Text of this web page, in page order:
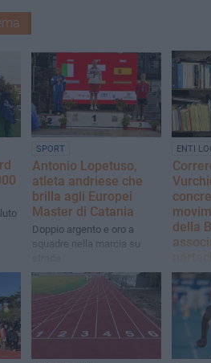
SPORT
Antonio Lopetuso,
atleta andriese che
brilla agli Europei
Master di Catania
Doppio argento e oro a
squadre nella marcia su
ENTI
della
Il
uno